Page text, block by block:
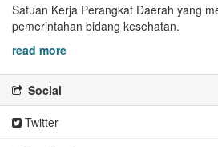
Satuan Kerja Perangkat Daerah yang
pemerintahan bidang kesehatan.
read more
Social
Twitter